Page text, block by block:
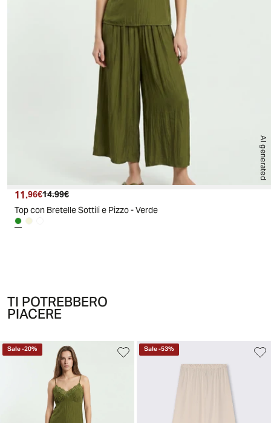
AI generated
Prezzo attuale
11.96€ Prezzo originale
14.99€
Top con Bretelle Sottili e Pizzo - Verde
TI POTREBBERO
PIACERE
Sale-20% Sale-53%